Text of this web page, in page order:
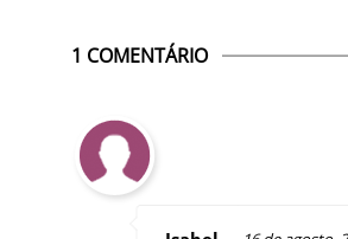
1 COMENTÁRIO